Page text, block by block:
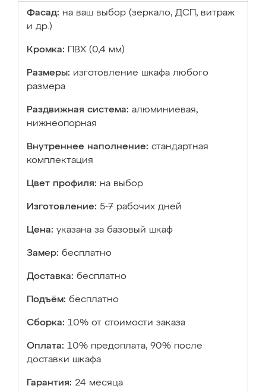
Фасад: на ваш выбор (зеркало, ДСП, витраж
и др.)
Кромка: ПВХ (0,4 мм)
Размеры: изготовление шкафа любого
размера
Раздвижная система: алюминиевая,
нижнеопорная
Внутреннее наполнение: стандартная
комплектация
Цвет профиля: на выбор
Изготовление: 5-7 рабочих дней
Цена: указана за базовый шкаф
Замер: бесплатно
Доставка: бесплатно
Подъём: бесплатно
Сборка: 10% от стоимости заказа
Оплата: 10% предоплата, 90% после
доставки шкафа
Гарантия: 24 месяца